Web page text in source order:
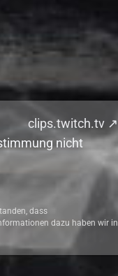
clips.twitch.tv
nicht
dass
dazu haben wir in